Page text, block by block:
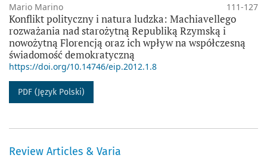
Mario Marino 111-127
Konflikt polityczny i natura ludzka: Machiavellego
rozważania nad starożytną Republiką Rzymską i
nowożytną Florencją oraz ich wpływ na współczesną
świadomość demokratyczną
https://doi.org/10.14746/eip.2012.1.8
PDF (Język Polski)
Review Articles & Varia